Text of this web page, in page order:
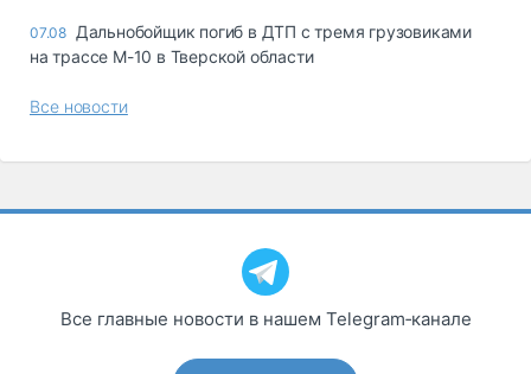
07.08 Дальнобойщик погиб в ДТП с тремя грузовиками
на трассе М-10 в Тверской области
Все новости
Все главные новости в нашем Telegram‑канале